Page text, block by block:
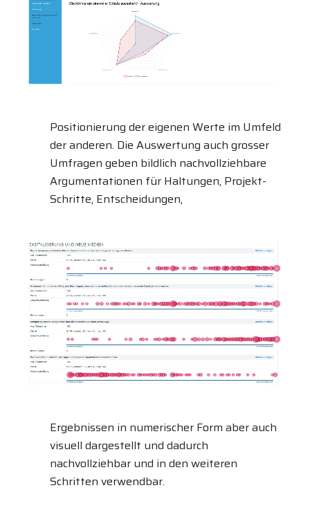
Positionierung der eigenen Werte im Umfeld
der anderen. Die Auswertung auch grosser
Umfragen geben bildlich nachvollziehbare
Argumentationen für Haltungen, Projekt-
Schritte, Entscheidungen,
Ergebnissen in numerischer Form aber auch
visuell dargestellt und dadurch
nachvollziehbar und in den weiteren
Schritten verwendbar.